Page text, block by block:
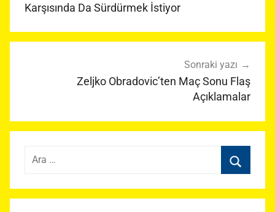
Karşısında Da Sürdürmek İstiyor
Sonraki yazı
Zeljko Obradovic’ten Maç Sonu Flaş
Açıklamalar
Arama: